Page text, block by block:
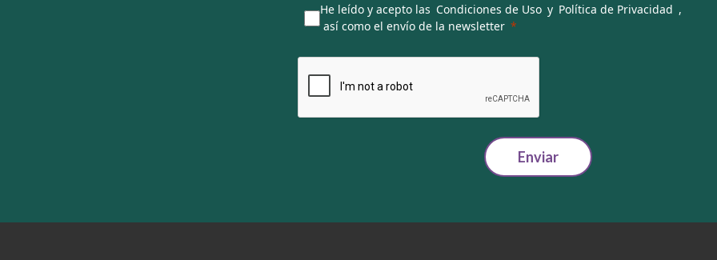
He leído y acepto las Condiciones de Uso y Política de Privacidad ,
así como el envío de la newsletter
Enviar